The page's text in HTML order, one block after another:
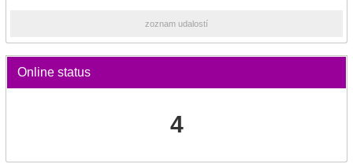
zoznam udalostí
Online status
4